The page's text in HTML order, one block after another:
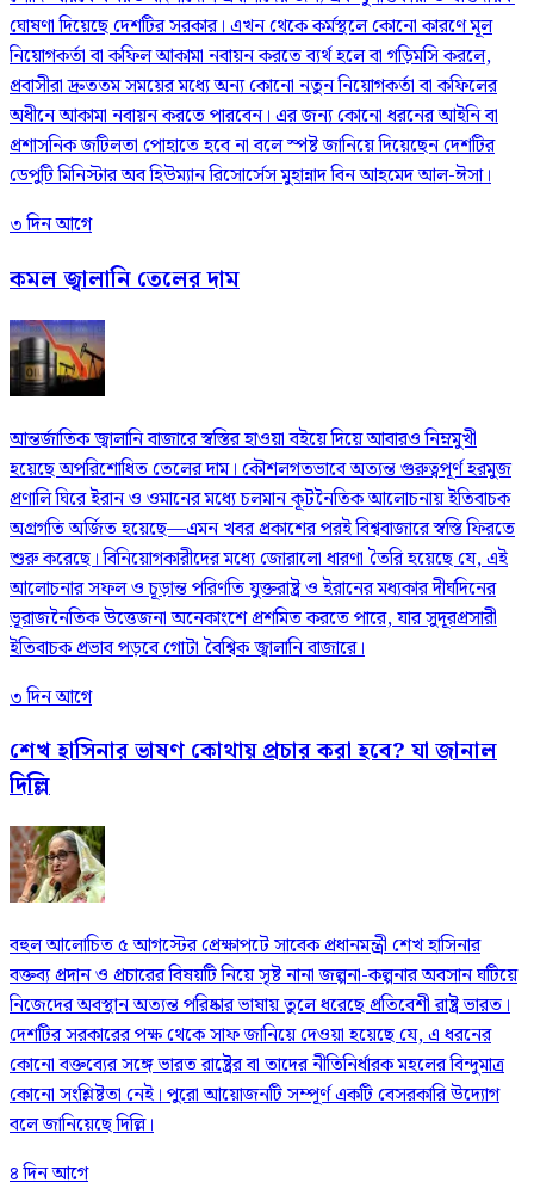
ঘোষণা দিয়েছে দেশটির সরকার। এখন থেকে কর্মস্থলে কোনো কারণে মূল
নিয়োগকর্তা বা কফিল আকামা নবায়ন করতে ব্যর্থ হলে বা গড়িমসি করলে,
প্রবাসীরা দ্রুততম সময়ের মধ্যে অন্য কোনো নতুন নিয়োগকর্তা বা কফিলের
অধীনে আকামা নবায়ন করতে পারবেন। এর জন্য কোনো ধরনের আইনি বা
প্রশাসনিক জটিলতা পোহাতে হবে না বলে স্পষ্ট জানিয়ে দিয়েছেন দেশটির
ডেপুটি মিনিস্টার অব হিউম্যান রিসোর্সেস মুহান্নাদ বিন আহমেদ আল-ঈসা।
৩ দিন আগে
কমল জ্বালানি তেলের দাম
আন্তর্জাতিক জ্বালানি বাজারে স্বস্তির হাওয়া বইয়ে দিয়ে আবারও নিম্নমুখী
হয়েছে অপরিশোধিত তেলের দাম। কৌশলগতভাবে অত্যন্ত গুরুত্বপূর্ণ হরমুজ
প্রণালি ঘিরে ইরান ও ওমানের মধ্যে চলমান কূটনৈতিক আলোচনায় ইতিবাচক
অগ্রগতি অর্জিত হয়েছে—এমন খবর প্রকাশের পরই বিশ্ববাজারে স্বস্তি ফিরতে
শুরু করেছে। বিনিয়োগকারীদের মধ্যে জোরালো ধারণা তৈরি হয়েছে যে, এই
আলোচনার সফল ও চূড়ান্ত পরিণতি যুক্তরাষ্ট্র ও ইরানের মধ্যকার দীর্ঘদিনের
ভূরাজনৈতিক উত্তেজনা অনেকাংশে প্রশমিত করতে পারে, যার সুদূরপ্রসারী
ইতিবাচক প্রভাব পড়বে গোটা বৈশ্বিক জ্বালানি বাজারে।
৩ দিন আগে
শেখ হাসিনার ভাষণ কোথায় প্রচার করা হবে? যা জানাল
দিল্লি
বহুল আলোচিত ৫ আগস্টের প্রেক্ষাপটে সাবেক প্রধানমন্ত্রী শেখ হাসিনার
বক্তব্য প্রদান ও প্রচারের বিষয়টি নিয়ে সৃষ্ট নানা জল্পনা-কল্পনার অবসান ঘটিয়ে
নিজেদের অবস্থান অত্যন্ত পরিষ্কার ভাষায় তুলে ধরেছে প্রতিবেশী রাষ্ট্র ভারত।
দেশটির সরকারের পক্ষ থেকে সাফ জানিয়ে দেওয়া হয়েছে যে, এ ধরনের
কোনো বক্তব্যের সঙ্গে ভারত রাষ্ট্রের বা তাদের নীতিনির্ধারক মহলের বিন্দুমাত্র
কোনো সংশ্লিষ্টতা নেই। পুরো আয়োজনটি সম্পূর্ণ একটি বেসরকারি উদ্যোগ
বলে জানিয়েছে দিল্লি।
৪ দিন আগে